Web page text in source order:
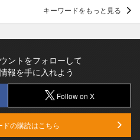
キーワードをもっと見る
ントをフォローして
報を手に入れよう
Follow on X
の購読はこちら